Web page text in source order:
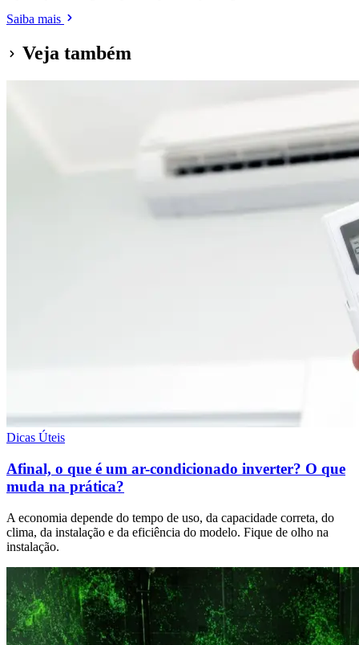
Saiba mais
Veja também
Dicas Úteis
Afinal, o que é um ar-condicionado inverter? O que
muda na prática?
A economia depende do tempo de uso, da capacidade correta, do
clima, da instalação e da eficiência do modelo. Fique de olho na
instalação.